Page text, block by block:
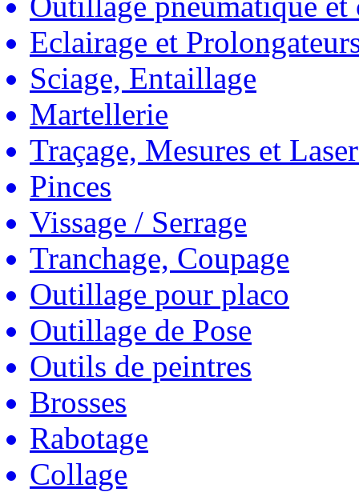
Eclairage et
Sciage, Entaillage
Martellerie
Traçage, Mesures et
Pinces
Vissage / Serrage
Tranchage, Coupage
Outillage pour placo
Outillage de Pose
Outils de peintres
Brosses
Rabotage
Collage